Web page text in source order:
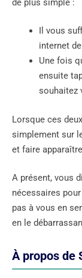
de plus simple :
Il vous
internet
Une fois
ensuite
souhaitez
Lorsque ces
simplement sur
et faire
A présent, vous
nécessaires
pas à vous en
en le
À propos de